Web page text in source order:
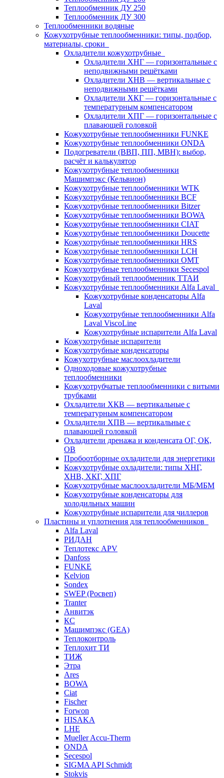
Теплообменник ДУ 250
Теплообменник ДУ 300
Теплообменники водяные
Кожухотрубные теплообменники: типы, подбор,
материалы, сроки
Охладители кожухотрубные
Охладители ХНГ — горизонтальные с
неподвижными решётками
Охладители ХНВ — вертикальные с
неподвижными решётками
Охладители ХКГ — горизонтальные с
температурным компенсатором
Охладители ХПГ — горизонтальные с
плавающей головкой
Кожухотрубные теплообменники FUNKE
Кожухотрубные теплообменники ONDA
Подогреватели (ВВП, ПП, МВН): выбор,
расчёт и калькулятор
Кожухотрубные теплообменники
Машимпэкс (Кельвион)
Кожухотрубные теплообменники WTK
Кожухотрубные теплообменники BCF
Кожухотрубные теплообменники Bitzer
Кожухотрубные теплообменники BOWA
Кожухотрубные теплообменники CIAT
Кожухотрубные теплообменники Doucette
Кожухотрубные теплообменники HRS
Кожухотрубные теплообменники LCH
Кожухотрубные теплообменники OMT
Кожухотрубные теплообменники Secespol
Кожухотрубный теплообменник ТТАИ
Кожухотрубные теплообменники Alfa Laval
Кожухотрубные конденсаторы Alfa
Laval
Кожухотрубные теплообменники Alfa
Laval ViscoLine
Кожухотрубные испарители Alfa Laval
Кожухотрубные испарители
Кожухотрубные конденсаторы
Кожухотрубные маслоохладители
Одноходовые кожухотрубные
теплообменники
Кожухотрубчатые теплообменники с витыми
трубками
Охладители ХКВ — вертикальные с
температурным компенсатором
Охладители ХПВ — вертикальные с
плавающей головкой
Охладители дренажа и конденсата ОГ, ОК,
ОВ
Пробоотборные охладители для энергетики
Кожухотрубные охладители: типы ХНГ,
ХНВ, ХКГ, ХПГ
Кожухотрубные маслоохладители МБ/МБМ
Кожухотрубные конденсаторы для
холодильных машин
Кожухотрубные испарители для чиллеров
Пластины и уплотнения для теплообменников
Alfa Laval
РИДАН
Теплотекс APV
Danfoss
FUNKE
Kelvion
Sondex
SWEP (Росвеп)
Tranter
Анвитэк
КС
Машимпэкс (GEA)
Теплоконтроль
Теплохит ТИ
ТИЖ
Этра
Ares
BOWA
Ciat
Fischer
Forwon
HISAKA
LHE
Mueller Accu-Therm
ONDA
Secespol
SIGMA API Schmidt
Stokvis